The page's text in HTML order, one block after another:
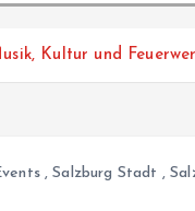
Kultur und
,Salzburg Stadt ,